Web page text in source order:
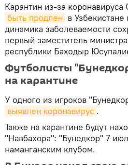
Карантин из-за коронавируса
быть продлен в Узбекистане
динамика заболеваемости
первый заместитель
республики Баходыр
Футболисты
на карантине
У одного из игроков
выявлен коронавирус .
Также на карантине будут
"Навбахора": "Бунедкор" 7
наманганским клубом.